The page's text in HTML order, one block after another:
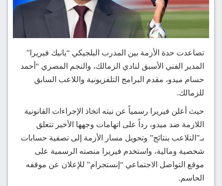
تصاعدت حدة الأزمة بين المدرب البلجيكي “يانيك فيريرا”
المدير الفني الأسبق لنادي الزمالك، والنجم المصري “أحمد
حسام ميدو، مقدم البرامج التلفزيونية واللاعب السابق
للزمالك.
حيث أعلن فيريرا رسمياً عن نيته اتخاذ الإجراءات القانونية
اللازمة ضد ميدو، رداً على اتهامات وجهها الأخير تتعلق
بـ”التلاعب بنتائج” وتحويل مسار الأزمة إلى تصفية حسابات
شخصية ومالية، واستخدم فيريرا منصته الرسمية على
موقع التواصل الاجتماعي “إنستجرام” للإعلان عن موقفه
الحاسم.